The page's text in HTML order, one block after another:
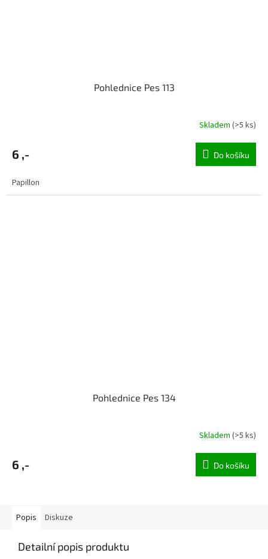
Pohlednice Pes 113
Skladem (>5 ks)
6 ,- Do košíku
Papillon
Pohlednice Pes 134
Skladem (>5 ks)
6 ,- Do košíku
Popis Diskuze
Detailní popis produktu